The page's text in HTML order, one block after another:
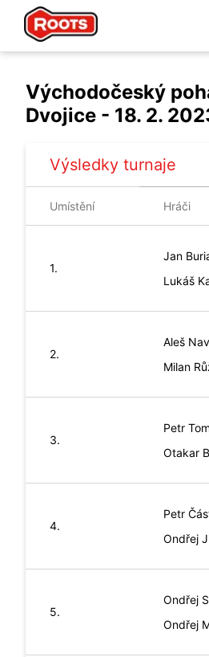
Východočeský
Dvojice - 18. 2.
Výsledky turnaje
Umístění Hráči
1.
Jan
Lukáš
2.
Aleš
Milan
3.
Petr
Otakar
4.
Petr
Ondřej
5.
Ondřej
Ondřej